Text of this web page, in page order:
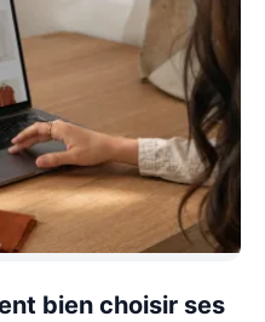
bien choisir ses